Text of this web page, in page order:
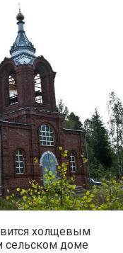
холщевым
сельском доме